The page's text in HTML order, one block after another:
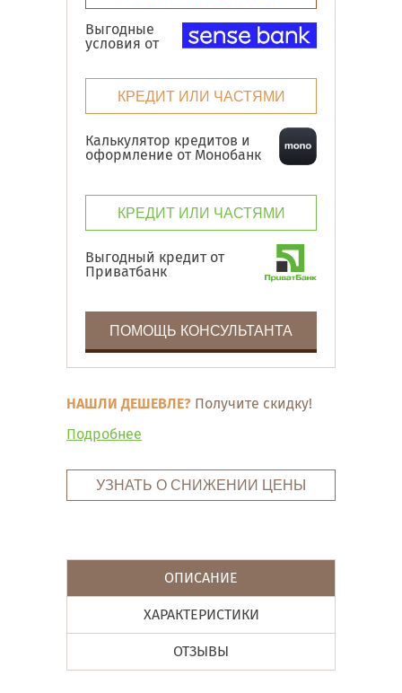
Выгодные
условия от
КРЕДИТ ИЛИ ЧАСТЯМИ
Калькулятор кредитов и
оформление от Монобанк
КРЕДИТ ИЛИ ЧАСТЯМИ
Выгодный кредит от
Приватбанк
ПОМОЩЬ КОНСУЛЬТАНТА
НАШЛИ ДЕШЕВЛЕ? Получите скидку!
Подробнее
УЗНАТЬ О СНИЖЕНИИ ЦЕНЫ
ОПИСАНИЕ
ХАРАКТЕРИСТИКИ
ОТЗЫВЫ